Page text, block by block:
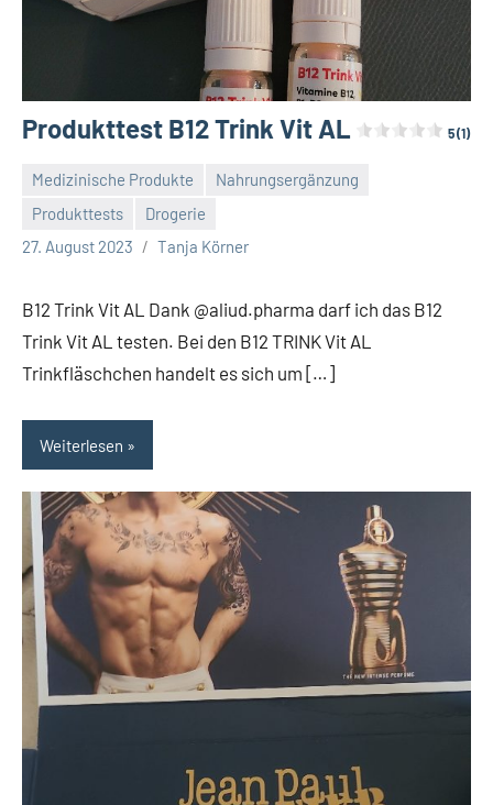
Produkttest B12Trink Vit AL 5 (1)
Medizinische Produkte
Nahrungsergänzung
Produkttests
Drogerie
27. August 2023
Tanja Körner
Keine
Kommentare
B12 Trink Vit AL Dank @aliud.pharma darf ich das B12
Trink Vit AL testen. Bei den B12 TRINK Vit AL
Trinkfläschchen handelt es sich um […]
Weiterlesen